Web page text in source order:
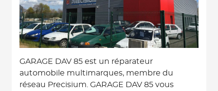
GARAGE DAV 85 est un réparateur
automobile multimarques, membre du
réseau Precisium. GARAGE DAV 85 vous